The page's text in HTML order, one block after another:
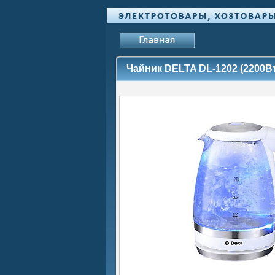
Чайник DELTA DL-1202